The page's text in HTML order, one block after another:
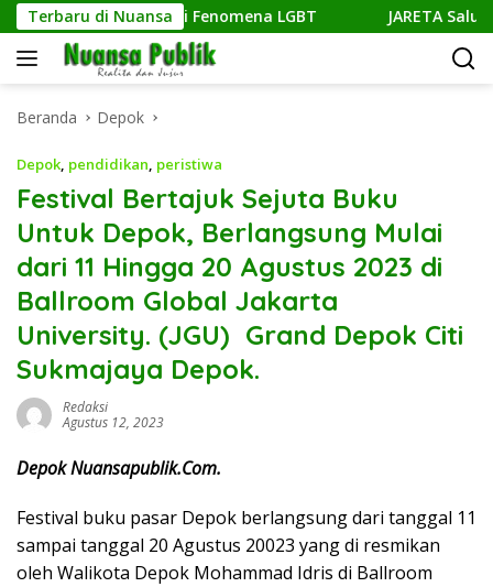
Langsung
ke
konten
Terbaru di Nuansa
Tegas Sikapi Fenomena LGBT JARETA Salurkan
Beranda Depok
Depok, pendidikan, peristiwa
Festival Bertajuk Sejuta Buku
Untuk Depok, Berlangsung Mulai
dari 11 Hingga 20 Agustus 2023 di
Ballroom Global Jakarta
University. (JGU) Grand Depok Citi
Sukmajaya Depok.
Redaksi
Agustus 12, 2023
Depok Nuansapublik.Com.
Festival buku pasar Depok berlangsung dari tanggal 11
sampai tanggal 20 Agustus 20023 yang di resmikan
oleh Walikota Depok Mohammad Idris di Ballroom